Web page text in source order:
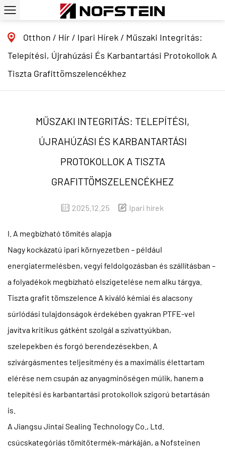
Otthon / Hír / Ipari Hírek / Műszaki Integritás:
Telepítési, Újrahúzási És Karbantartási Protokollok A
Tiszta Grafittömszelencékhez
MŰSZAKI INTEGRITÁS: TELEPÍTÉSI,
ÚJRAHÚZÁSI ÉS KARBANTARTÁSI
PROTOKOLLOK A TISZTA
GRAFITTÖMSZELENCÉKHEZ
2025.12.25 Ipari hírek
I. A megbízható tömítés alapja
Nagy kockázatú ipari környezetben – például
energiatermelésben, vegyi feldolgozásban és szállításban –
a folyadékok megbízható elszigetelése nem alku tárgya.
Tiszta grafit tömszelence A kiváló kémiai és alacsony
súrlódási tulajdonságok érdekében gyakran PTFE-vel
javítva kritikus gátként szolgál a szivattyúkban,
szelepekben és forgó berendezésekben. A
szivárgásmentes teljesítmény és a maximális élettartam
elérése nem csupán az anyagminőségen múlik, hanem a
telepítési és karbantartási protokollok szigorú betartásán
is.
A Jiangsu Jintai Sealing Technology Co., Ltd.
csúcskategóriás tömítőtermék-márkáján, a Nofsteinen